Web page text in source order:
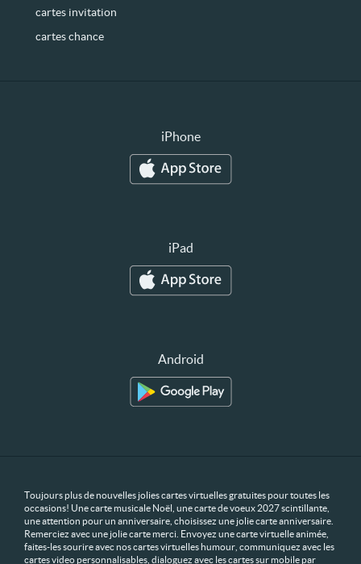
cartes invitation
cartes chance
iPhone
iPad
Android
Toujours plus de nouvelles jolies cartes virtuelles gratuites pour toutes les
occasions! Une carte musicale Noël, une carte de voeux 2027 scintillante,
une attention pour un anniversaire, choisissez une jolie carte anniversaire.
Remerciez avec une jolie carte merci. Envoyez une carte virtuelle animée,
faites-les sourire avec nos cartes virtuelles humour, communiquez avec les
cartes video personnalisables, dialoguez avec les cartes sur mobile par